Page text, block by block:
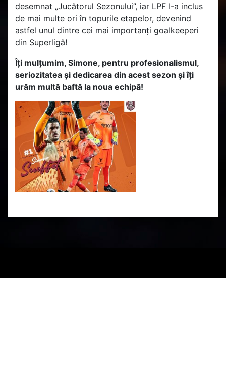
desemnat „Jucătorul Sezonului”, iar LPF l-a inclus
de mai multe ori în topurile etapelor, devenind
astfel unul dintre cei mai importanți goalkeeperi
din Superligă!
Îți mulțumim, Simone, pentru profesionalismul,
seriozitatea și dedicarea din acest sezon și îți
urăm multă baftă la noua echipă!